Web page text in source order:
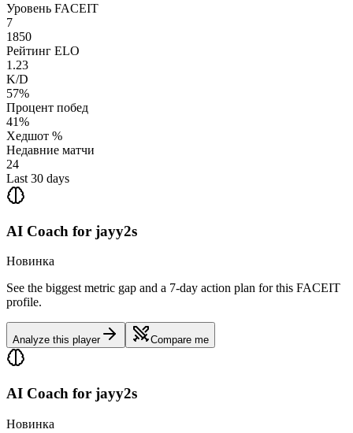
Уровень FACEIT
7
1850
Рейтинг ELO
1.23
K/D
57%
Процент побед
41%
Хедшот %
Недавние матчи
24
Last 30 days
AI Coach for jayy2s
Новинка
See the biggest metric gap and a 7-day action plan for this FACEIT
profile.
Analyze this player Compare me
AI Coach for jayy2s
Новинка